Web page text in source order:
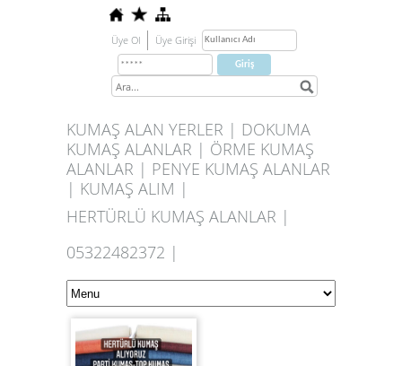
Üye Ol Üye Girişi
KUMAŞ ALAN YERLER | DOKUMA
KUMAŞ ALANLAR | ÖRME KUMAŞ
ALANLAR | PENYE KUMAŞ ALANLAR
| KUMAŞ ALIM |
HERTÜRLÜ KUMAŞ ALANLAR |
05322482372 |